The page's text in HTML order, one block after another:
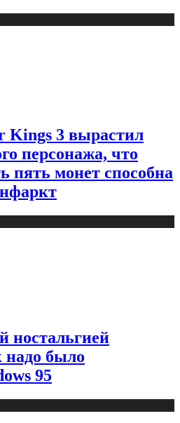
Kings 3 вырастил
персонажа, что
пять монет способна
ностальгией
надо было
95